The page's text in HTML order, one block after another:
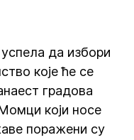
успела да избори
које ће се
градова
који носе
поражени су